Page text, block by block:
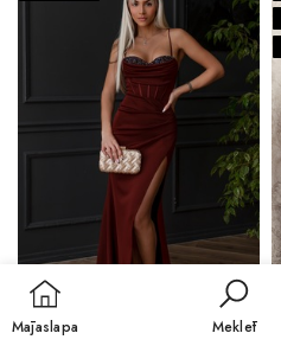
Mājaslapa Meklēt